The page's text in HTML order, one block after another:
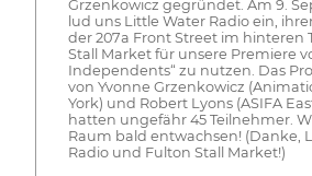
Grzenkowicz gegründet. Am 9.
lud uns Little Water Radio ein,
der 207a Front Street im hinteren
Stall Market für unsere Premiere
Independents“ zu nutzen. Das
von Yvonne Grzenkowicz
York) und Robert Lyons (ASIFA
hatten ungefähr 45 Teilnehmer.
Raum bald entwachsen! (Danke,
Radio und Fulton Stall Market!)